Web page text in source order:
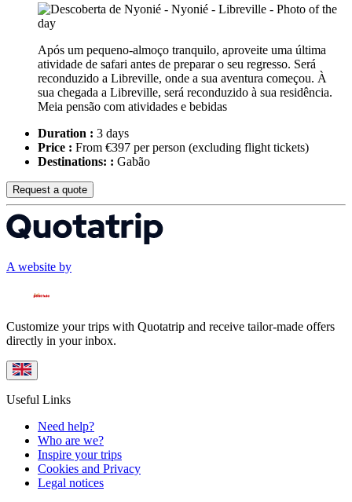
Após um pequeno-almoço tranquilo, aproveite uma última
atividade de safari antes de preparar o seu regresso. Será
reconduzido a Libreville, onde a sua aventura começou. À
sua chegada a Libreville, será reconduzido à sua residência.
Meia pensão com atividades e bebidas
Duration : 3 days
Price : From €397 per person (excluding flight tickets)
Destinations: : Gabão
Request a quote
A website by
Customize your trips with Quotatrip and receive tailor-made offers
directly in your inbox.
Useful Links
Need help?
Who are we?
Inspire your trips
Cookies and Privacy
Legal notices